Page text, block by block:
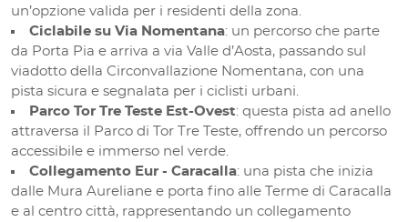
un’opzione valida per i residenti della zona.
Ciclabile su Via Nomentana: un percorso che parte
da Porta Pia e arriva a via Valle d’Aosta, passando sul
viadotto della Circonvallazione Nomentana, con una
pista sicura e segnalata per i ciclisti urbani.
Parco Tor Tre Teste Est-Ovest: questa pista ad anello
attraversa il Parco di Tor Tre Teste, offrendo un percorso
accessibile e immerso nel verde.
Collegamento Eur - Caracalla: una pista che inizia
dalle Mura Aureliane e porta fino alle Terme di Caracalla
e al centro città, rappresentando un collegamento